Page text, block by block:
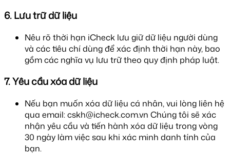
6. Lưu trữ dữ liệu
Nêu rõ thời hạn iCheck lưu giữ dữ liệu người dùng
và các tiêu chí dùng để xác định thời hạn này, bao
gồm các nghĩa vụ lưu trữ theo quy định pháp luật.
7. Yêu cầu xóa dữ liệu
Nếu bạn muốn xóa dữ liệu cá nhân, vui lòng liên hệ
qua email:cskh@icheck.com.vn Chúng tôi sẽ xác
nhận yêu cầu và tiến hành xóa dữ liệu trong vòng
30 ngày làm việc sau khi xác minh danh tính của
bạn.